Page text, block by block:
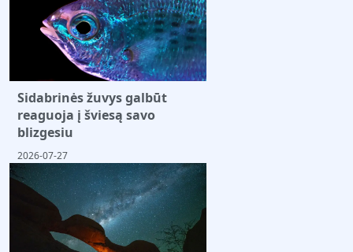
Sidabrinės žuvys galbūt
reaguoja į šviesą savo
blizgesiu
2026-07-27